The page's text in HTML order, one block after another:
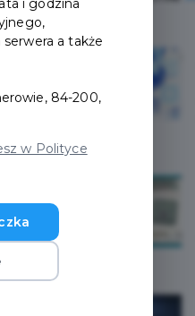
i godzina
a także
84-200,
w Polityce